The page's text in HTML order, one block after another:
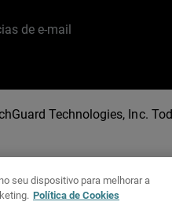
de e-mail
Technologies, Inc.
seu dispositivo para melhorar a
Política de Cookies